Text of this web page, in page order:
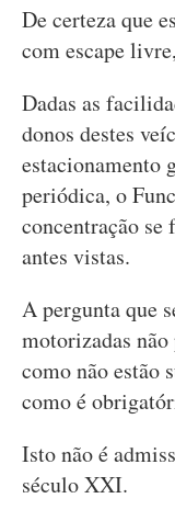
De certeza que
com escape
Dadas as
donos destes
estacionamento
periódica, o
concentração se
antes vistas.
A pergunta que
motorizadas
como não estão
como é
Isto não é
século XXI.